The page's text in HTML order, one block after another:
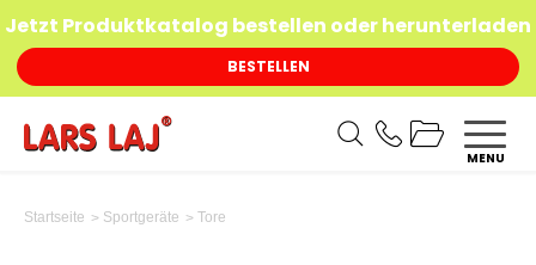
Jetzt Produktkatalog bestellen oder herunterladen
BESTELLEN
MENU
Startseite Sportgeräte Tore